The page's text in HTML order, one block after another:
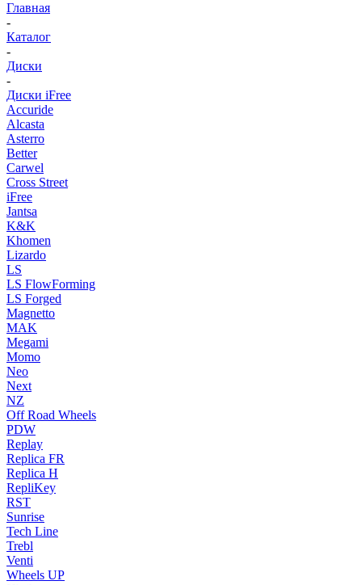
Главная
-
Каталог
-
Диски
-
Диски iFree
Accuride
Alcasta
Asterro
Better
Carwel
Cross Street
iFree
Jantsa
K&K
Khomen
Lizardo
LS
LS FlowForming
LS Forged
Magnetto
MAK
Megami
Momo
Neo
Next
NZ
Off Road Wheels
PDW
Replay
Replica FR
Replica H
RepliKey
RST
Sunrise
Tech Line
Trebl
Venti
Wheels UP